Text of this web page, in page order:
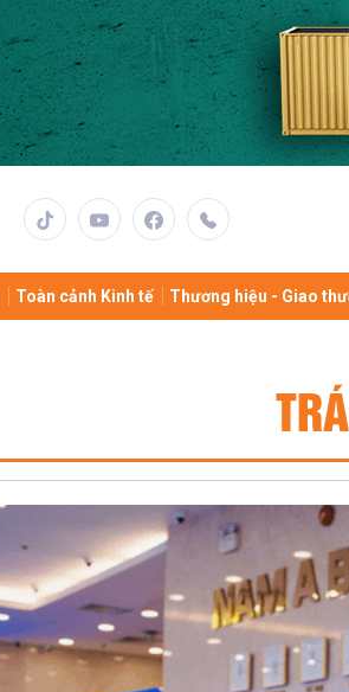
Toàn cảnh Kinh tế Thương hiệu - Giao